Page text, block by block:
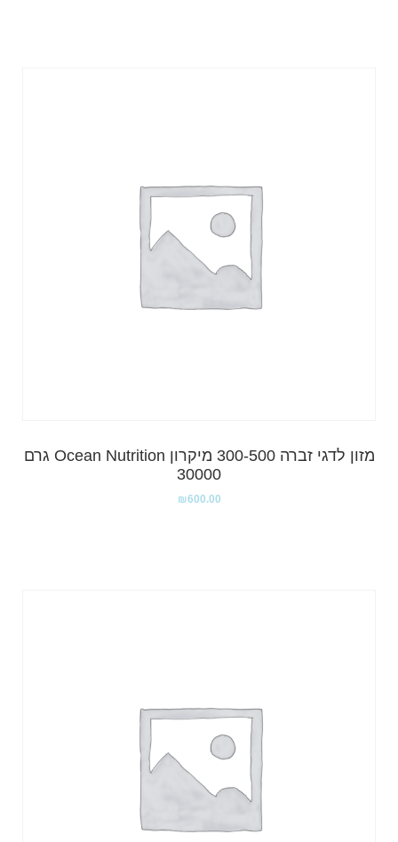
מזון לדגי זברה 300-500 מיקרון Ocean Nutrition גרם
30000
₪600.00